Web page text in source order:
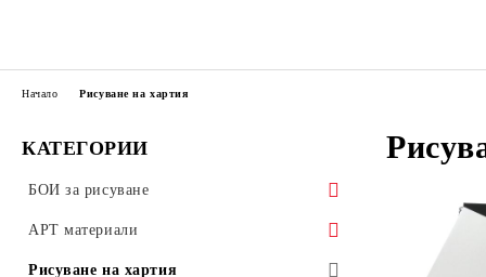
КАТЕГОРИИ
БОИ за рисуване
POSCA Акрилни маркери
Разредители / Лакове / Добавки
АРТ материали
Платна
Рисуване на хартия
Начало Рисуване на хартия